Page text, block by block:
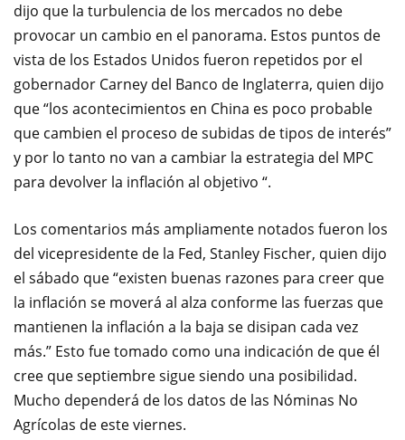
dijo que la turbulencia de los mercados no debe
provocar un cambio en el panorama. Estos puntos de
vista de los Estados Unidos fueron repetidos por el
gobernador Carney del Banco de Inglaterra, quien dijo
que “los acontecimientos en China es poco probable
que cambien el proceso de subidas de tipos de interés”
y por lo tanto no van a cambiar la estrategia del MPC
para devolver la inflación al objetivo “.
Los comentarios más ampliamente notados fueron los
del vicepresidente de la Fed, Stanley Fischer, quien dijo
el sábado que “existen buenas razones para creer que
la inflación se moverá al alza conforme las fuerzas que
mantienen la inflación a la baja se disipan cada vez
más.” Esto fuetomado como una indicación de que él
cree queseptiembresigue siendo una posibilidad.
Mucho dependerá de los datos de las Nóminas No
Agrícolas de este viernes.